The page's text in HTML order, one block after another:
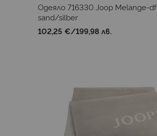
Одеяло 716330 Joop Melange-df
sand/silber
102,25 €/199,98 лв.